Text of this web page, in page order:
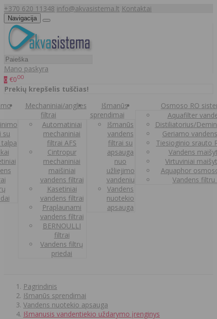
+370 620 11348 info@akvasistema.lt Kontaktai
Navigacija
Mano paskyra
0 €000
Prekių krepšelis tuščias!
su
Mechaniniai/anglies
filtrai
Automatiniai
mechaniniai
filtrai AFS
Cintropur
mechaniniai
maišiniai
vandens filtrai
Kasetiniai
vandens filtrai
Praplaunami
vandens filtrai
BERNOULLI
filtrai
Vandens filtrų
priedai
Išmanūs
sprendimai
Išmanūs
vandens
filtrai su
apsauga
nuo
užliejimo
vandeniu
Vandens
nuotekio
apsauga
Osmoso RO
Aquafilter
Distiliatorius/
Geriamo
Tiesioginio srauto
Vandens
Virtuviniai
Aquaphor
Vandens filtru
Pagrindinis
Išmanūs sprendimai
Vandens nuotekio apsauga
Išmanusis vandentiekio uždarymo įrenginys